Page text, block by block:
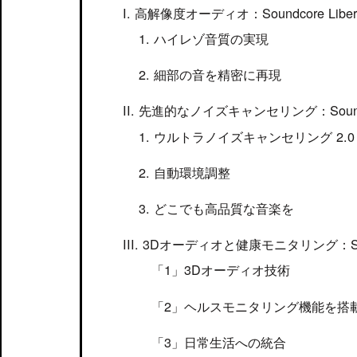
高解像度オーディオ：Soundcore
ハイレゾ音質の実現
細部の音を精密に再現
先進的なノイズキャンセリング：
ウルトラノイズキャンセリング 2.0
自動環境調整
どこでも高品質な音楽を
3Dオーディオと健康モニタリング
3Dオーディオ技術
ヘルスモニタリング機能を搭
日常生活への統合